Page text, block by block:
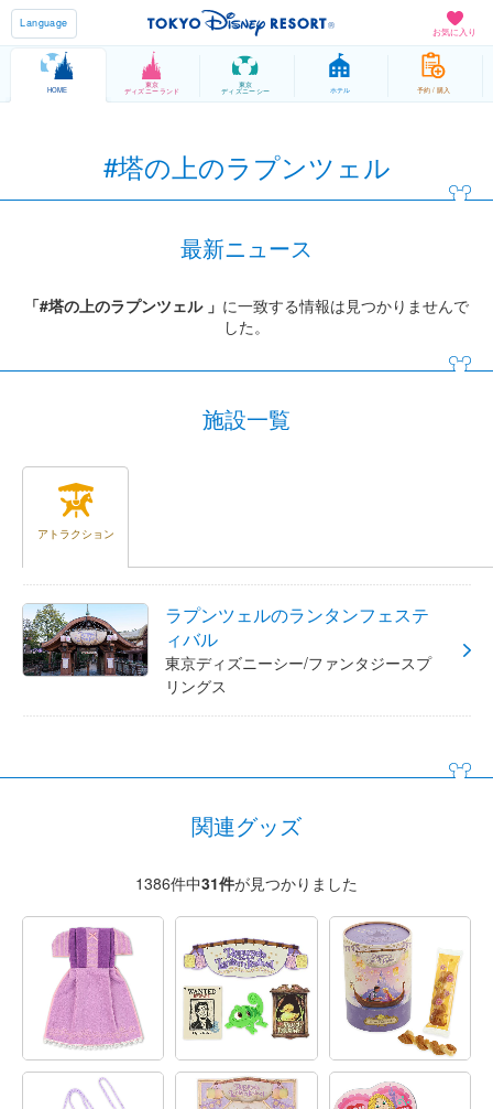
お気に入り
Language
HOME
東京
ディズニーランド
東京
ディズニーシー ホテル 予約 / 購入
#塔の上のラプンツェル
最新ニュース
「#塔の上のラプンツェル 」 に一致する情報は見つかりませんで
した。
施設一覧
アトラクション
ラプンツェルのランタンフェステ
ィバル
東京ディズニーシー/ファンタジースプ
リングス
関連グッズ
1386件中31件が見つかりました